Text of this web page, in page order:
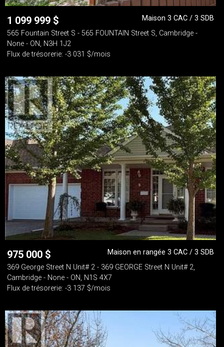
1 099 999 $
Maison 3 CAC / 3 SDB
565 Fountain Street S - 565 FOUNTAIN Street S, Cambridge -
None - ON, N3H 1J2
Flux de trésorerie: -3 031 $/mois
975 000 $
Maison en rangée 3 CAC / 3 SDB
369 George Street N Unit# 2 - 369 GEORGE Street N Unit# 2,
Cambridge - None - ON, N1S 4X7
Flux de trésorerie: -3 137 $/mois